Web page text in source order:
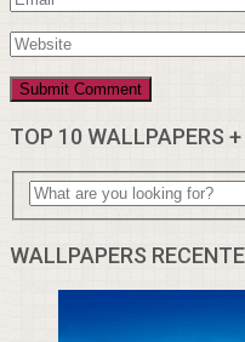
TOP 10 WALLPAPERS
WALLPAPERS